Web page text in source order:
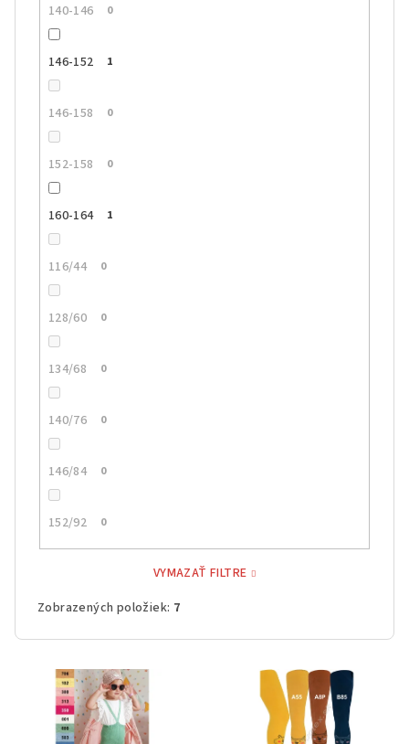
140-146 0
146-152 1
146-158 0
152-158 0
160-164 1
116/44 0
128/60 0
134/68 0
140/76 0
146/84 0
152/92 0
VYMAZAŤ FILTRE
Zobrazených položiek: 7